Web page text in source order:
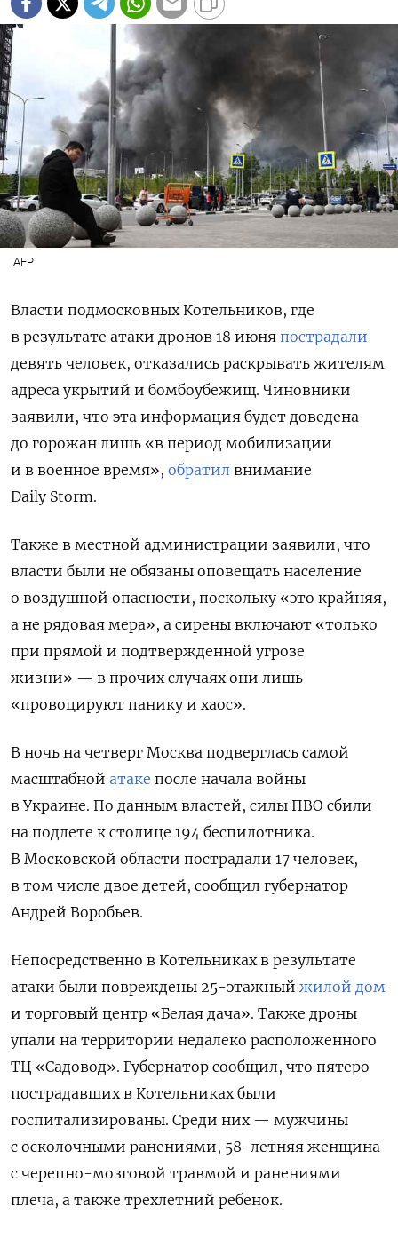
AFP
Власти подмосковных Котельников, где
в результате атаки дронов 18 июня пострадали
девять человек, отказались раскрывать жителям
адреса укрытий и бомбоубежищ. Чиновники
заявили, что эта информация будет доведена
до горожан лишь «в период мобилизации
и в военное время», обратил внимание
Daily Storm.
Также в местной администрации заявили, что
власти были не обязаны оповещать население
о воздушной опасности, поскольку «это крайняя,
а не рядовая мера», а сирены включают «только
при прямой и подтвержденной угрозе
жизни» — в прочих случаях они лишь
«провоцируют панику и хаос».
В ночь на четверг Москва подверглась самой
масштабной атаке после начала войны
в Украине. По данным властей, силы ПВО сбили
на подлете к столице 194 беспилотника.
В Московской области пострадали 17 человек,
в том числе двое детей, сообщил губернатор
Андрей Воробьев.
Непосредственно в Котельниках в результате
атаки были повреждены 25-этажный жилой дом
и торговый центр «Белая дача». Также дроны
упали на территории недалеко расположенного
ТЦ «Садовод». Губернатор сообщил, что пятеро
пострадавших в Котельниках были
госпитализированы. Среди них — мужчины
с осколочными ранениями, 58-летняя женщина
с черепно-мозговой травмой и ранениями
плеча, а также трехлетний ребенок.